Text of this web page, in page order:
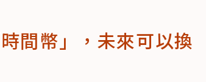
間幣」，未來可以換